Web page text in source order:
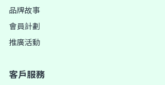
品牌故事
會員計劃
推廣活動
客戶服務